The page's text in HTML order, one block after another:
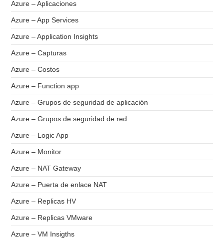
Azure – Aplicaciones
Azure – App Services
Azure – Application Insights
Azure – Capturas
Azure – Costos
Azure – Function app
Azure – Grupos de seguridad de aplicación
Azure – Grupos de seguridad de red
Azure – Logic App
Azure – Monitor
Azure – NAT Gateway
Azure – Puerta de enlace NAT
Azure – Replicas HV
Azure – Replicas VMware
Azure – VM Insigths